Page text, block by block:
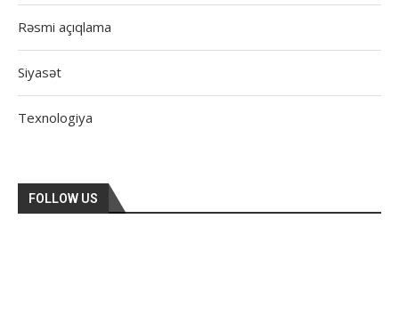
Rəsmi açıqlama
Siyasət
Texnologiya
FOLLOW US